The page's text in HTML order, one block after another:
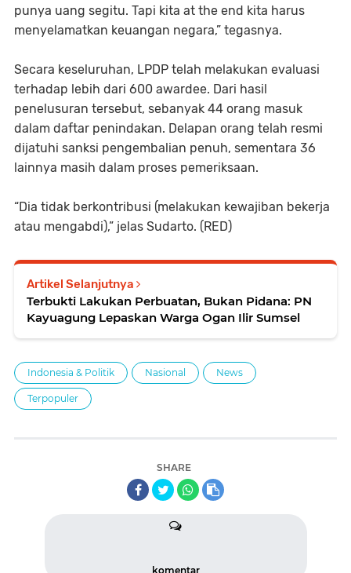
punya uang segitu. Tapi kita at the end kita harus
menyelamatkan keuangan negara,” tegasnya.
Secara keseluruhan, LPDP telah melakukan evaluasi
terhadap lebih dari 600 awardee. Dari hasil
penelusuran tersebut, sebanyak 44 orang masuk
dalam daftar penindakan. Delapan orang telah resmi
dijatuhi sanksi pengembalian penuh, sementara 36
lainnya masih dalam proses pemeriksaan.
“Dia tidak berkontribusi (melakukan kewajiban bekerja
atau mengabdi),” jelas Sudarto. (RED)
Artikel Selanjutnya
Terbukti Lakukan Perbuatan, Bukan Pidana: PN
Kayuagung Lepaskan Warga Ogan Ilir Sumsel
Indonesia & Politik Nasional News
Terpopuler
SHARE
komentar